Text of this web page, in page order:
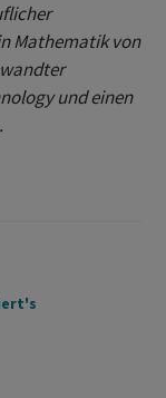
Mathematik von
und einen